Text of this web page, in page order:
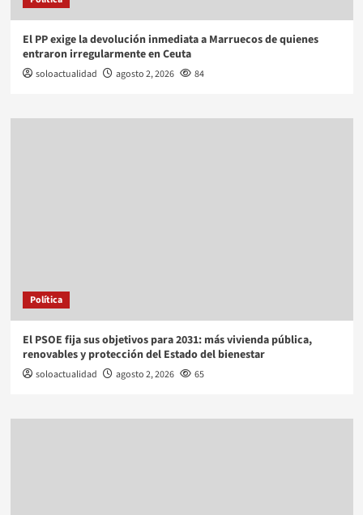
El PP exige la devolución inmediata a Marruecos de quienes
entraron irregularmente en Ceuta
soloactualidad agosto 2, 2026 84
Política
El PSOE fija sus objetivos para 2031: más vivienda pública,
renovables y protección del Estado del bienestar
soloactualidad agosto 2, 2026 65